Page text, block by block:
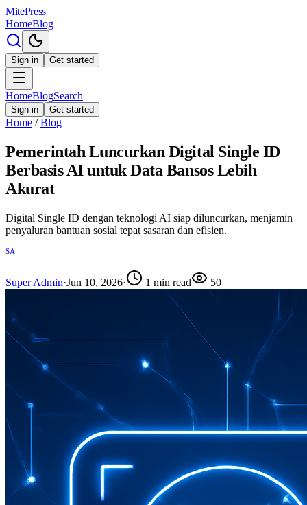
MitePress
HomeBlog
Sign in Get started
HomeBlogSearch
Sign in Get started
Home / Blog
Pemerintah Luncurkan Digital Single ID
Berbasis AI untuk Data Bansos Lebih
Akurat
Digital Single ID dengan teknologi AI siap diluncurkan, menjamin
penyaluran bantuan sosial tepat sasaran dan efisien.
SA
Super Admin·Jun 10, 2026· 1 min read 50